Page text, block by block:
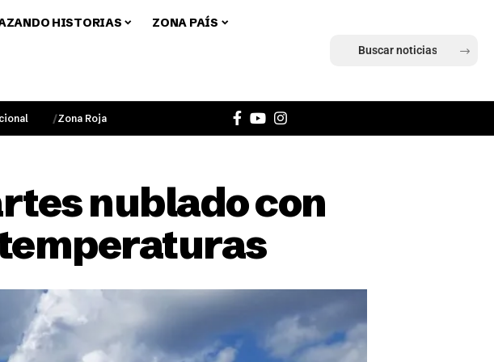
HISTORIAS ZONA PAÍS
Zona Roja
nublado con